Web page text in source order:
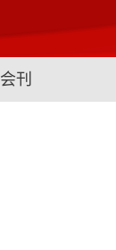
会刊